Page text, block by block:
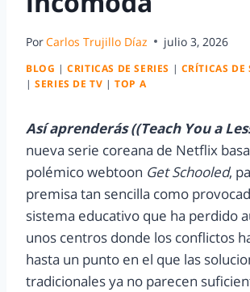
PorCarlos Trujillo Díaz julio 3, 2026
BLOG |CRITICAS DE SERIES | CRÍTICAS DE
|SERIES DE TV |TOP A
Así aprenderás ((Teach You a
nueva serie coreana de Netflix
polémico webtoon Get Schooled,
premisa tan sencilla como
sistema educativo que ha perdido
unos centros donde los conflictos
hasta un punto en el que las
tradicionales ya no parecen